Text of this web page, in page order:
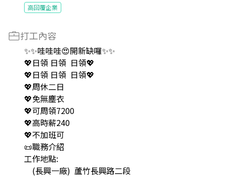
高回覆企業
打工內容
✨✨哇哇哇😍開新缺囉✨✨
💖日領 日領 日領💖
💖日領 日領 日領💖
💖周休二日
💖免無塵衣
💖可周領7200
💖高時薪240
💖不加班可
📜職務介紹
工作地點:
(長興一廠) 蘆竹長興路二段